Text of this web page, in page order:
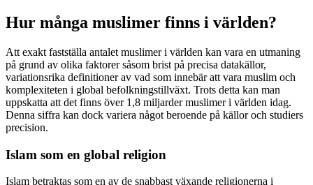
Hur många muslimer finns i världen?
Att exakt fastställa antalet muslimer i världen kan vara en utmaning
på grund av olika faktorer såsom brist på precisa datakällor,
variationsrika definitioner av vad som innebär att vara muslim och
komplexiteten i global befolkningstillväxt. Trots detta kan man
uppskatta att det finns över 1,8 miljarder muslimer i världen idag.
Denna siffra kan dock variera något beroende på källor och studiers
precision.
Islam som en global religion
Islam betraktas som en av de snabbast växande religionerna i